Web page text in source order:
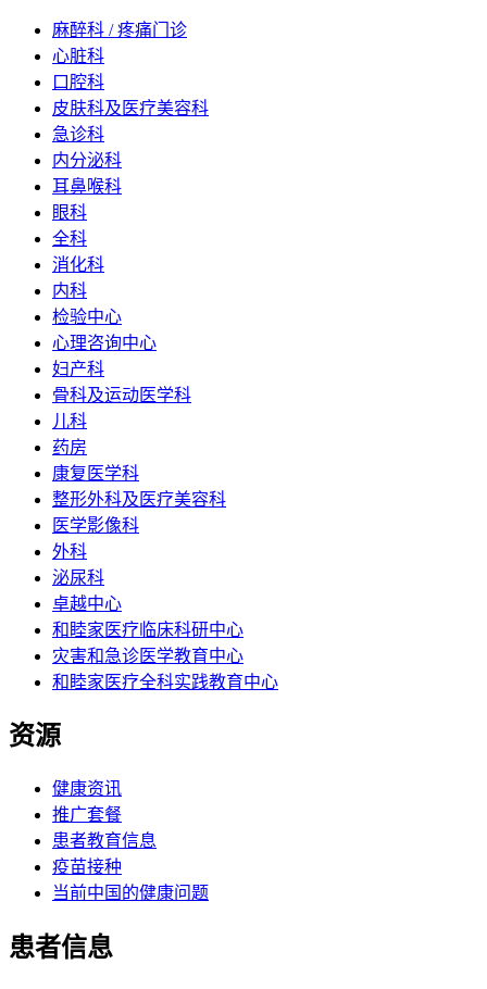
麻醉科 / 疼痛门诊
心脏科
口腔科
皮肤科及医疗美容科
急诊科
内分泌科
耳鼻喉科
眼科
全科
消化科
内科
检验中心
心理咨询中心
妇产科
骨科及运动医学科
儿科
药房
康复医学科
整形外科及医疗美容科
医学影像科
外科
泌尿科
卓越中心
和睦家医疗临床科研中心
灾害和急诊医学教育中心
和睦家医疗全科实践教育中心
资源
健康资讯
推广套餐
患者教育信息
疫苗接种
当前中国的健康问题
患者信息